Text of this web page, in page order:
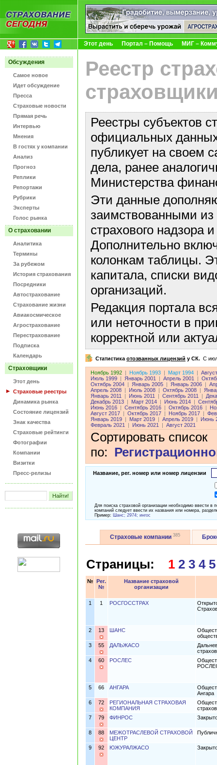
Этот день Портал – Помощь МИГ –
Обсуждения
Самое новое
Идет обсуждение
Пресса
Страховые новости
Прямая речь
Интервью
Мнения
В гостях у компании
Анализ
Прогноз
Реплики
Репортажи
Рубрики
Эксперты
Голос рынка
О страховании
Аналитика
Термины
За рубежом
История страхования
Посредники
Автострахование
Страхование жизни
Авиакосмическое
Агрострахование
Перестрахование
Подписка
Календарь
Страховщики
Этот день
Страховые реестры
Динамика рынка
Состояние лицензий
Знак качества
Страховые рейтинги
Фотографии
Компании
Визитки
Пресс-релизы
Реестр
Реестры субъектов
официальных данных
публикует на своем
дела, ранее
Министерства
Эти данные
заимствованными
страхового надзора
Дополнительно
колонкам таблицы.
капитала, списки
организаций.
Редакция портала
или неточности в
корректной или
Статистика отозванных лицензий у СК. C
Ноябрь 1992 Ноябрь 1993 Март 1994
Июль 1999
Январь 2001 Апрель 2001
Октябрь 2004
Январь 2005 Январь 2006
Апрель 2008
Июль 2008 Октябрь 2008
Январь 2011
Июнь 2011 Сентябрь 2011
Декабрь 2013
Март 2014 Июнь 2014
Июнь 2016
Сентябрь 2016 Октябрь 2016
Август 2017
Октябрь 2017 Ноябрь 2017
Январь 2019
Март 2019 Апрель 2019
Июнь
Февраль 2021
Июнь 2021 Август 2021
Сортировать список
по:
Название, рег. номер или номер лицензии
Для поиска страховой организации необходимо ввести
компаний следует ввести их названия или номера,
Пример: Шанс; 2974; ингос
Страховые компании 385
Страницы: 1 2 3 4 5
№
Рег.
№
Название страховой
организации
1 1 РОСГОССТРАХ
2 13 ШАНС
3
55 ДАЛЬЖАСО
4
60 РОСЛЕС
5 66 АНГАРА
Ангара
6
72
РЕГИОНАЛЬНАЯ СТРАХОВАЯ
КОМПАНИЯ
7
79 ФИНРОС
8 88
МЕЖОТРАСЛЕВОЙ СТРАХОВОЙ
ЦЕНТР
9 92 ЮЖУРАЛЖАСО